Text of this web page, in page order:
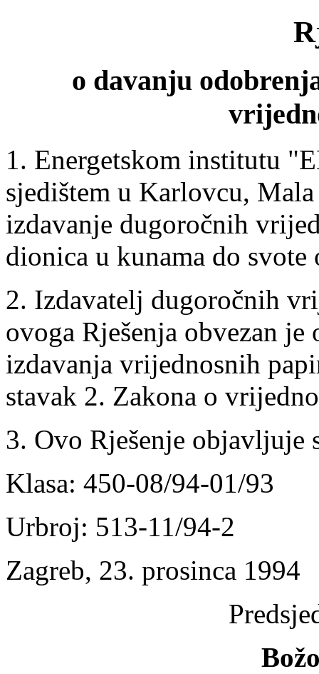
o davanju
1. Energetskom institutu
sjedištem u Karlovcu,
izdavanje dugoročnih
dionica u kunama do
2. Izdavatelj dugoročnih
ovoga Rješenja obvezan
izdavanja vrijednosnih
stavak 2. Zakona o
3. Ovo Rješenje objavljuje
Klasa: 450-08/94-01/93
Urbroj: 513-11/94-2
Zagreb, 23. prosinca 1994